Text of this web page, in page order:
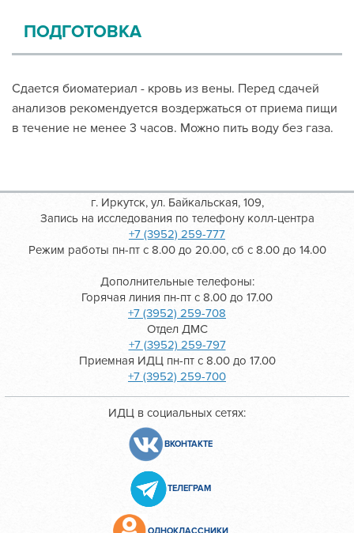
ПОДГОТОВКА
Сдается биоматериал - кровь из вены. Перед сдачей
анализов рекомендуется воздержаться от приема пищи
в течение не менее 3 часов. Можно пить воду без газа.
г. Иркутск, ул. Байкальская, 109,
Запись на исследования по телефону колл-центра
+7 (3952) 259-777
Режим работы пн-пт с 8.00 до 20.00, сб с 8.00 до 14.00
Дополнительные телефоны:
Горячая линия пн-пт с 8.00 до 17.00
+7 (3952) 259-708
Отдел ДМС
+7 (3952) 259-797
Приемная ИДЦ пн-пт с 8.00 до 17.00
+7 (3952) 259-700
ИДЦ в социальных сетях:
ВКОНТАКТЕ
ТЕЛЕГРАМ
ОДНОКЛАССНИКИ